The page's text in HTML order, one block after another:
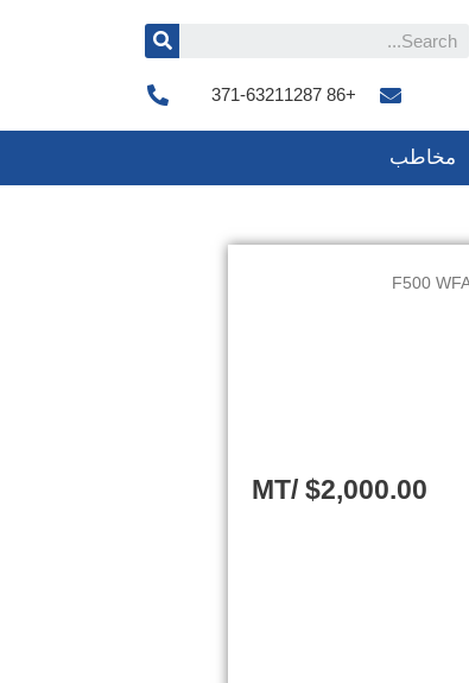
+86 371-63211287
مخاطب
$2,000.00
/MT